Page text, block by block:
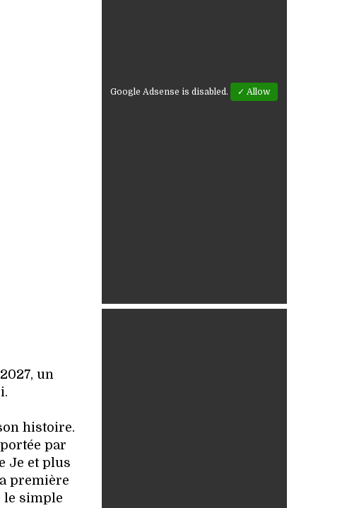
un
histoire.
par
Je et plus
première
le simple
Google Adsense is disabled. ✓ Allow